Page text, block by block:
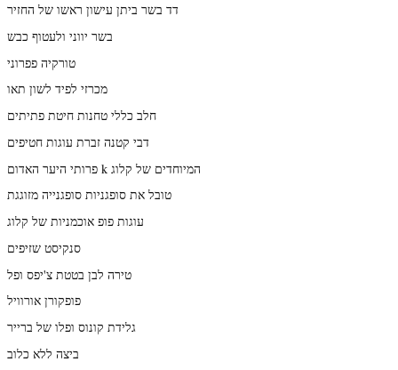
דד בשר ביתן עישון ראשו של החזיר
בשר יווני ולעטוף כבש
טורקיה פפרוני
מכרזי לפיד לשון תאו
חלב כללי טחנות חיטת פתיתים
דבי קטנה זברת עוגות חטיפים
פרותי היער האדום k המיוחדים של קלוג
טובל את סופגניות סופגנייה מזוגגת
עוגות פופ אוכמניות של קלוג
סנקיסט שזיפים
טירה לבן בטטת צ'יפס ופל
פופקורן אורוויל
גלידת קונוס ופלו של ברייר
ביצה ללא כלוב